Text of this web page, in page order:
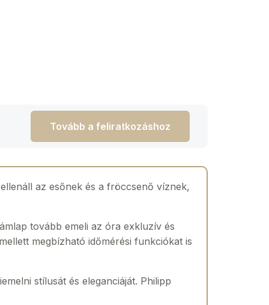
Tovább a feliratkozáshoz
az esőnek és a fröccsenő víznek,
tovább emeli az óra exkluzív és
megbízható időmérési funkciókat is
stílusát és eleganciáját. Philipp